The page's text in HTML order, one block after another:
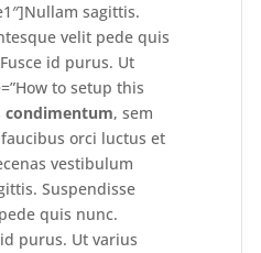
sagittis.
velit pede quis
id purus. Ut
to setup this
condimentum, sem
orci luctus et
vestibulum
Suspendisse
quis nunc.
purus. Ut varius